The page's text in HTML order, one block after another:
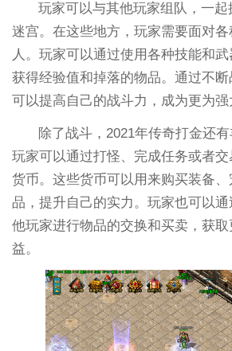
玩家可以与其他玩家组队，一
迷宫。在这些地方，玩家需要面对
人。玩家可以通过使用各种技能和
获得经验值和掉落的物品。通过不
可以提高自己的战斗力，成为更为强
除了战斗，2021年传奇打金还有
玩家可以通过打怪、完成任务或者
货币。这些货币可以用来购买装备
品，提升自己的实力。玩家也可以
他玩家进行物品的交换和买卖，获取
益。